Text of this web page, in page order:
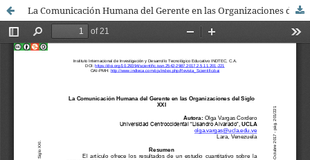
La Comunicación Humana del Gerente en las Organizaciones del Siglo XXI